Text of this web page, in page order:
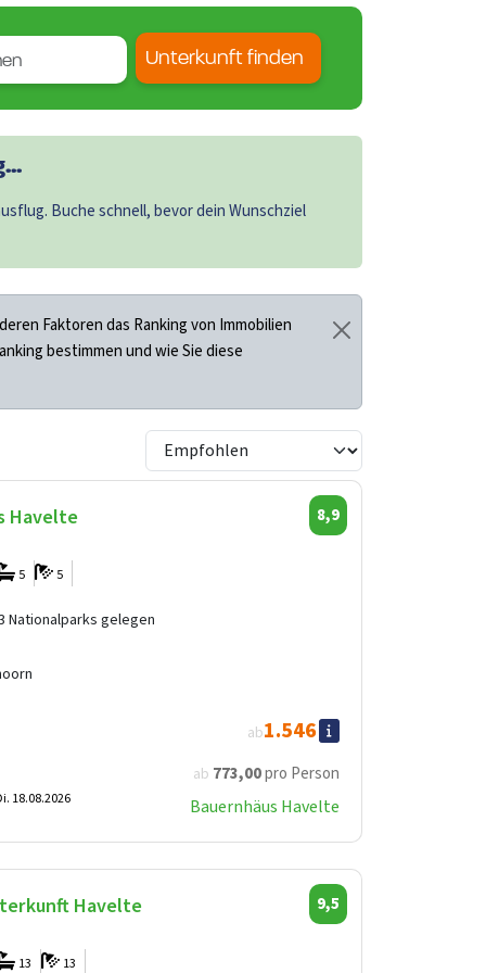
Unterkunft finden
Buche schnell, bevor dein Wunschziel
Faktoren das Ranking von Immobilien
bestimmen und wie Sie diese
Havelte 8,9
5 5
Nationalparks gelegen
ab 773,00pro Person
ab1.546
18.08.2026 Bauernhäus Havelte
Havelte 9,5
13 13